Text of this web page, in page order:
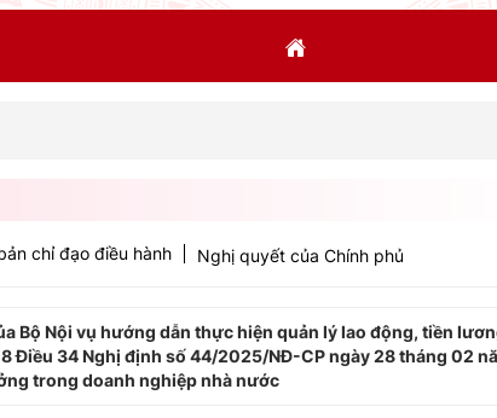
chỉ đạo điều hành Nghị quyết của Chính phủ
Bộ Nội vụ hướng dẫn thực hiện quản lý lao động, tiền
Điều 34 Nghị định số 44/2025/NĐ-CP ngày 28 tháng 02
trong doanh nghiệp nhà nước